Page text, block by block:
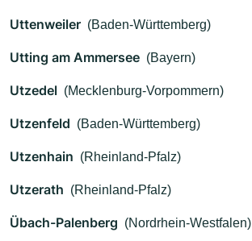
Uttenweiler (Baden-Württemberg)
Utting am Ammersee (Bayern)
Utzedel (Mecklenburg-Vorpommern)
Utzenfeld (Baden-Württemberg)
Utzenhain (Rheinland-Pfalz)
Utzerath (Rheinland-Pfalz)
Übach-Palenberg (Nordrhein-Westfalen)